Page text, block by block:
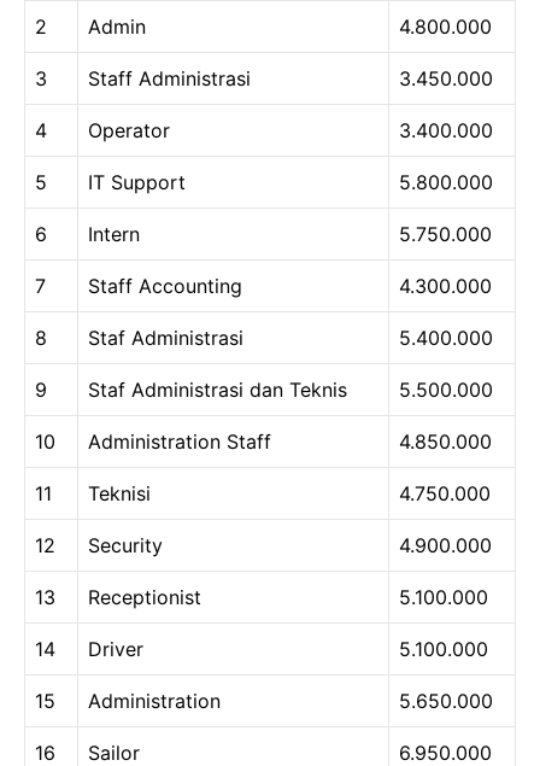
2 Admin 4.800.000
3 Staff Administrasi 3.450.000
4 Operator 3.400.000
5 IT Support 5.800.000
6 Intern 5.750.000
7 Staff Accounting 4.300.000
8 Staf Administrasi 5.400.000
9 Staf Administrasi dan Teknis 5.500.000
10 Administration Staff 4.850.000
11 Teknisi 4.750.000
12 Security 4.900.000
13 Receptionist 5.100.000
14 Driver 5.100.000
15 Administration 5.650.000
16 Sailor 6.950.000